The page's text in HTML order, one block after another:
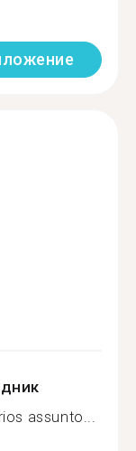
assunto...